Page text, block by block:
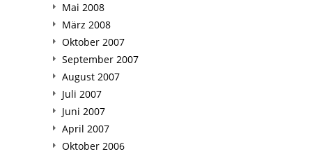
Mai 2008
März 2008
Oktober 2007
September 2007
August 2007
Juli 2007
Juni 2007
April 2007
Oktober 2006